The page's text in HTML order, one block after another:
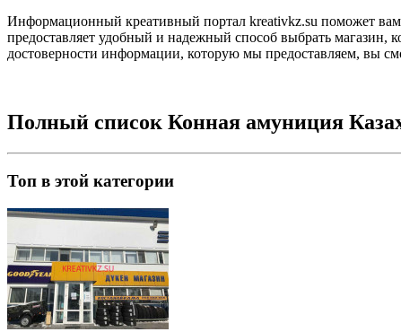
Информационный креативный портал kreativkz.su поможет
предоставляет удобный и надежный способ выбрать магазин,
достоверности информации, которую мы предоставляем, вы
Полный список Конная амуниция
Топ в этой категории